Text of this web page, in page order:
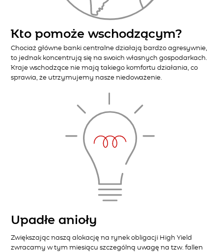
Kto pomoże wschodzącym?
Chociaż główne banki centralne działają bardzo agresywnie,
to jednak koncentrują się na swoich własnych gospodarkach.
Kraje wschodzące nie mają takiego komfortu działania, co
sprawia, że utrzymujemy nasze niedoważenie.
Upadłe anioły
Zwiększając naszą alokację na rynek obligacji High Yield
zwracamy w tym miesiącu szczególną uwagę na tzw. fallen